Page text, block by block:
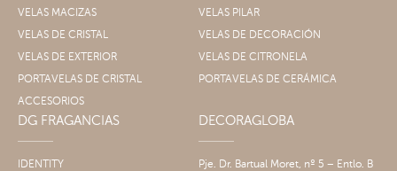
VELAS MACIZAS
VELAS PILAR
VELAS DE CRISTAL
VELAS DE DECORACIÓN
VELAS DE EXTERIOR
VELAS DE CITRONELA
PORTAVELAS DE CRISTAL
PORTAVELAS DE CERÁMICA
ACCESORIOS
DG FRAGANCIAS
IDENTITY
DECORAGLOBA
Pje. Dr. Bartual Moret, nº 5 – Entlo. B